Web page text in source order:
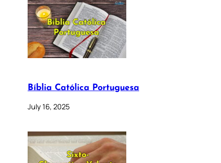
Bíblia Católica Portuguesa
July 16, 2025